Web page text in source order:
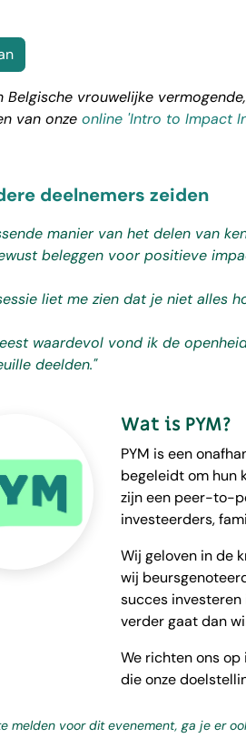
Belgische vrouwelijke
van onze online 'Intro to Impact
deelnemers zeiden
manier van het delen van
beleggen voor positieve
liet me zien dat je niet alles
waardevol vond ik de
deelden."
Wat is PYM?
PYM is een
begeleidt om hun
zijn een peer-to-
investeerders,
Wij geloven in de
wij
succes
verder gaat dan
We richten ons
die onze
melden voor dit evenement, ga je er